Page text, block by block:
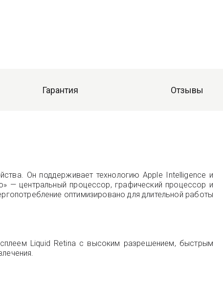
Гарантия Отзывы
Он поддерживает технологию Apple Intelligence и
центральный процессор, графический процессор и
оптимизировано для длительной работы
Liquid Retina с высоким разрешением, быстрым